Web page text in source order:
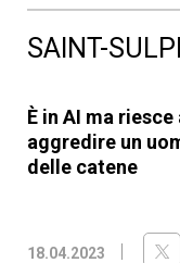
SAINT-
È in AI ma riesce
aggredire un
delle catene
18.04.2023